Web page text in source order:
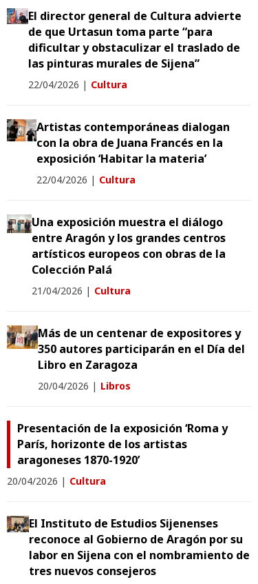
El director general de Cultura advierte
de que Urtasun toma parte “para
dificultar y obstaculizar el traslado de
las pinturas murales de Sijena”
22/04/2026 | Cultura
Artistas contemporáneas dialogan
con la obra de Juana Francés en la
exposición ‘Habitar la materia’
22/04/2026 | Cultura
Una exposición muestra el diálogo
entre Aragón y los grandes centros
artísticos europeos con obras de la
Colección Palá
21/04/2026 | Cultura
Más de un centenar de expositores y
350 autores participarán en el Día del
Libro en Zaragoza
20/04/2026 | Libros
Presentación de la exposición ‘Roma y
París, horizonte de los artistas
aragoneses 1870-1920’
20/04/2026 | Cultura
El Instituto de Estudios Sijenenses
reconoce al Gobierno de Aragón por su
labor en Sijena con el nombramiento de
tres nuevos consejeros